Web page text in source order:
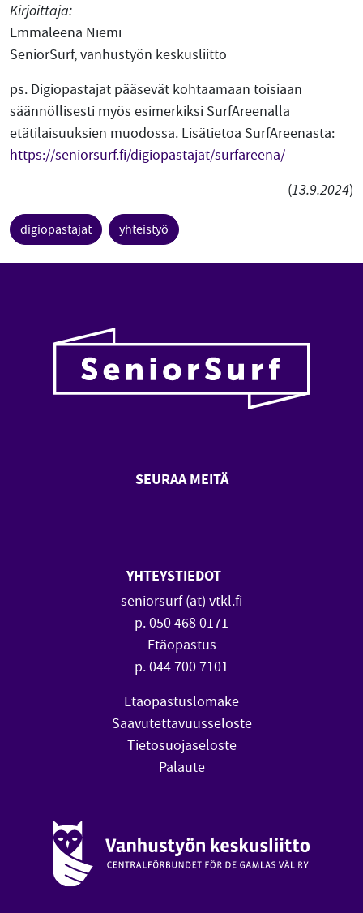
Kirjoittaja:
Emmaleena Niemi
SeniorSurf, vanhustyön keskusliitto
ps. Digiopastajat pääsevät kohtaamaan toisiaan
säännöllisesti myös esimerkiksi SurfAreenalla
etätilaisuuksien muodossa. Lisätietoa SurfAreenasta:
https://seniorsurf.fi/digiopastajat/surfareena/
(13.9.2024)
digiopastajat yhteistyö
SEURAA MEITÄ
YHTEYSTIEDOT
seniorsurf (at) vtkl.fi
p. 050 468 0171
Etäopastus
p. 044 700 7101
Etäopastuslomake
Saavutettavuusseloste
Tietosuojaseloste
Palaute